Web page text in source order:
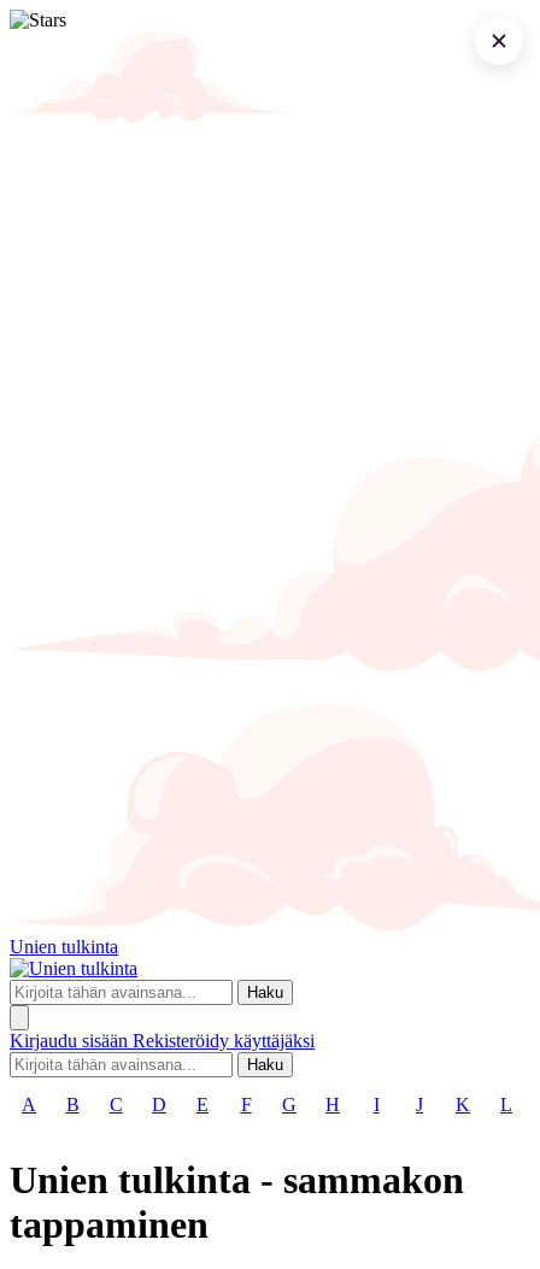
Unien tulkinta
Haku
Kirjaudu sisään Rekisteröidy käyttäjäksi
Haku
A B C D E F G H I J K L
Unien tulkinta - sammakon
tappaminen